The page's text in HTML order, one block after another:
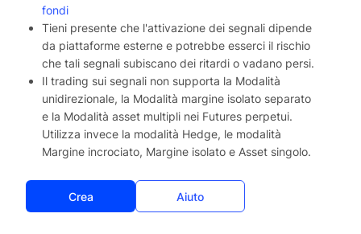
fondi
Tieni presente che l'attivazione dei segnali dipende
da piattaforme esterne e potrebbe esserci il rischio
che tali segnali subiscano dei ritardi o vadano persi.
Il trading sui segnali non supporta la Modalità
unidirezionale, la Modalità margine isolato separato
e la Modalità asset multipli nei Futures perpetui.
Utilizza invece la modalità Hedge, le modalità
Margine incrociato, Margine isolato e Asset singolo.
Crea Aiuto